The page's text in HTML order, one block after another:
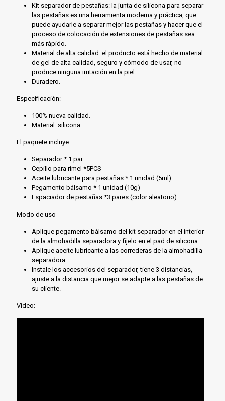
Kit separador de pestañas: la junta de silicona para separar
las pestañas es una herramienta moderna y práctica, que
puede ayudarle a separar mejor las pestañas y hacer que el
proceso de colocación de extensiones de pestañas sea
más rápido.
Material de alta calidad: el producto está hecho de material
de gel de alta calidad, seguro y cómodo de usar, no
produce ninguna irritación en la piel.
Duradero.
Especificación:
100% nueva calidad.
Material: silicona
El paquete incluye:
Separador * 1 par
Cepillo para rímel *5PCS
Aceite lubricante para pestañas * 1 unidad (5ml)
Pegamento bálsamo * 1 unidad (10g)
Espaciador de pestañas *3 pares (color aleatorio)
Modo de uso
Aplique pegamento bálsamo del kit separador en el interior
de la almohadilla separadora y fíjelo en el pad de silicona.
Aplique aceite lubricante a las correderas de la almohadilla
separadora.
Instale los accesorios del separador, tiene 3 distancias,
ajuste a la distancia que mejor se adapte a las pestañas de
su cliente.
Vídeo: